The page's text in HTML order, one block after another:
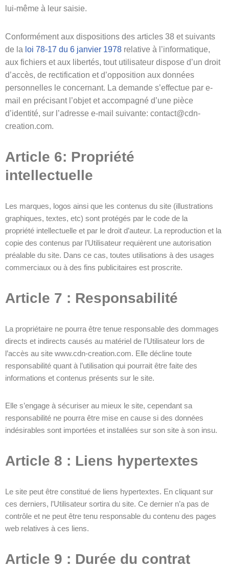
lui-même à leur saisie.
Conformément aux dispositions des articles 38 et suivants
de la loi 78-17 du 6 janvier 1978 relative à l’informatique,
aux fichiers et aux libertés, tout utilisateur dispose d’un droit
d’accès, de rectification et d’opposition aux données
personnelles le concernant. La demande s’effectue par e-
mail en précisant l’objet et accompagné d’une pièce
d’identité, sur l’adresse e-mail suivante: contact@cdn-
creation.com.
Article 6: Propriété
intellectuelle
Les marques, logos ainsi que les contenus du site (illustrations
graphiques, textes, etc) sont protégés par le code de la
propriété intellectuelle et par le droit d’auteur. La reproduction et la
copie des contenus par l’Utilisateur requièrent une autorisation
préalable du site. Dans ce cas, toutes utilisations à des usages
commerciaux ou à des fins publicitaires est proscrite.
Article 7 : Responsabilité
La propriétaire ne pourra être tenue responsable des dommages
directs et indirects causés au matériel de l’Utilisateur lors de
l’accès au site www.cdn-creation.com. Elle décline toute
responsabilité quant à l’utilisation qui pourrait être faite des
informations et contenus présents sur le site.
Elle s’engage à sécuriser au mieux le site, cependant sa
responsabilité ne pourra être mise en cause si des données
indésirables sont importées et installées sur son site à son insu.
Article 8 : Liens hypertextes
Le site peut être constitué de liens hypertextes. En cliquant sur
ces derniers, l’Utilisateur sortira du site. Ce dernier n’a pas de
contrôle et ne peut être tenu responsable du contenu des pages
web relatives à ces liens.
Article 9 : Durée du contrat